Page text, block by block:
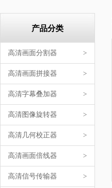
产品分类
>
高清画面分割器
>
高清画面拼接器
>
高清字幕叠加器
>
高清图像旋转器
>
高清几何校正器
>
高清画面倍线器
>
高清信号传输器